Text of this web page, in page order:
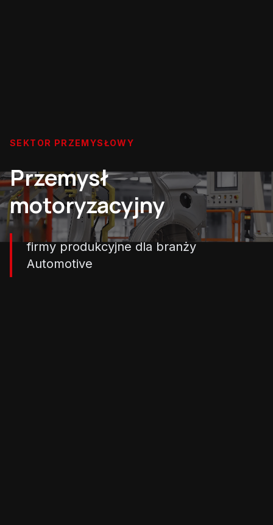
SEKTOR PRZEMYSŁOWY
Przemysł
motoryzacyjny
firmy produkcyjne dla branży
Automotive